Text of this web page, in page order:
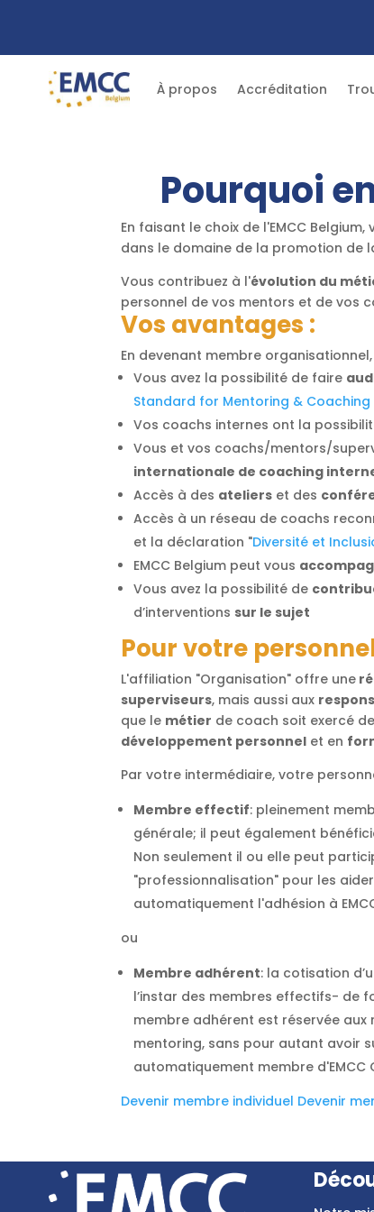
À propos Accréditation
Pourquoi
En faisant le choix de l'EMCC Belgium,
dans le domaine de la promotion de
Vous contribuez à l'évolution du
personnel de vos mentors et de vos
Vos avantages :
En devenant membre
Vous avez la possibilité de faire
Standard for Mentoring &
Vos coachs internes ont la
Vous et vos coachs/mentors/
internationale de coaching
Accès à des ateliers et des
Accès à un réseau de coachs
et la déclaration "Diversité et
EMCC Belgium peut vous
Vous avez la possibilité de
d’interventions sur le sujet
Pour votre
L'affiliation "Organisation" offre une
superviseurs, mais aussi aux
que le métier de coach soit exercé
développement personnel et en
Par votre intermédiaire, votre
Membre effectif: pleinement
générale; il peut également
Non seulement il ou elle peut
"professionnalisation" pour les
automatiquement l'adhésion à
ou
Membre adhérent: la cotisation
l’instar des membres effectifs- de
membre adhérent est réservée
mentoring, sans pour autant avoir
automatiquement membre
Devenir membre individuel Devenir